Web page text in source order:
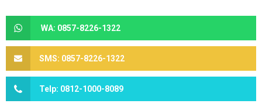
WA: 0857-8226-1322
SMS: 0857-8226-1322
Telp: 0812-1000-8089